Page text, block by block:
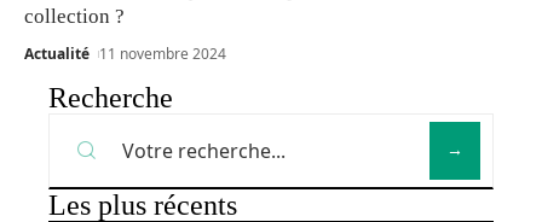
collection ?
Actualité 11 novembre 2024
Recherche
Les plus récents